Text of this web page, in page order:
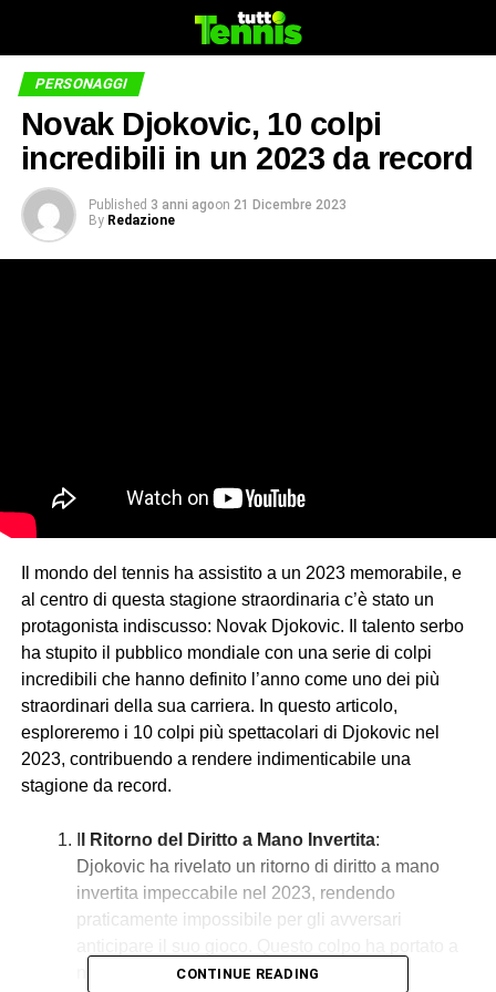
PERSONAGGI
Novak Djokovic, 10 colpi
incredibili in un 2023 da record
Published 3 anni agoon 21 Dicembre 2023
By Redazione
Il mondo del tennis ha assistito a un 2023 memorabile, e
al centro di questa stagione straordinaria c’è stato un
protagonista indiscusso: Novak Djokovic. Il talento serbo
ha stupito il pubblico mondiale con una serie di colpi
incredibili che hanno definito l’anno come uno dei più
straordinari della sua carriera. In questo articolo,
esploreremo i 10 colpi più spettacolari di Djokovic nel
2023, contribuendo a rendere indimenticabile una
stagione da record.
Il Ritorno del Diritto a Mano Invertita:
Djokovic ha rivelato un ritorno di diritto a mano
invertita impeccabile nel 2023, rendendo
praticamente impossibile per gli avversari
numerosi vincenti e ha reso Djokovic un
CONTINUE READING